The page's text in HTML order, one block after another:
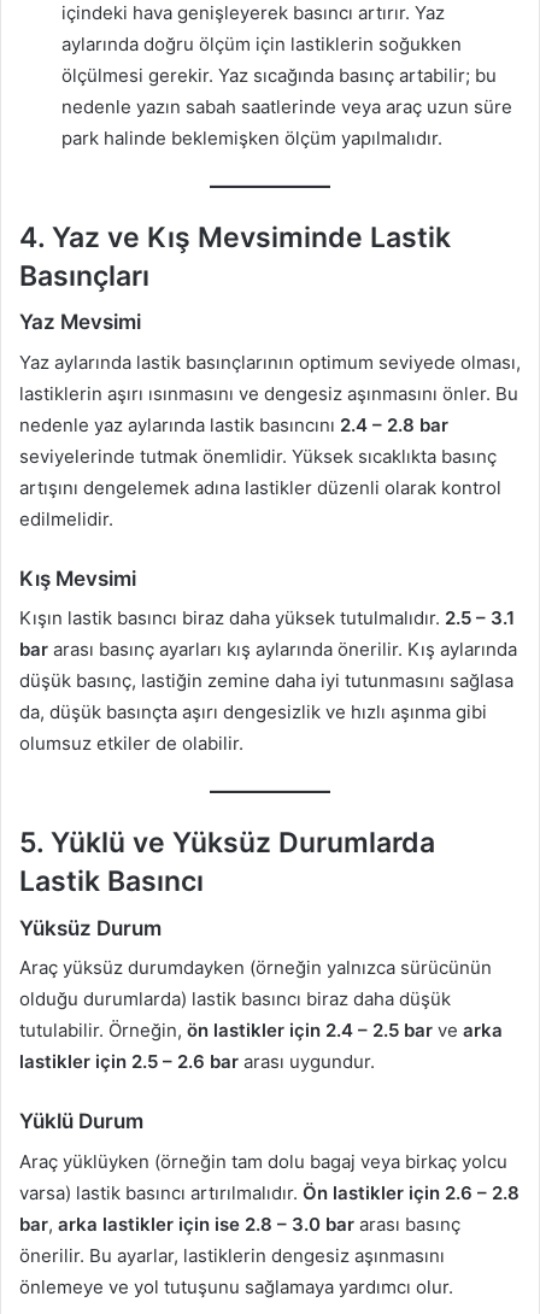
içindeki hava genişleyerek basıncı artırır. Yaz
aylarında doğru ölçüm için lastiklerin soğukken
ölçülmesi gerekir. Yaz sıcağında basınç artabilir; bu
nedenle yazın sabah saatlerinde veya araç uzun süre
park halinde beklemişken ölçüm yapılmalıdır.
4. Yaz ve Kış Mevsiminde Lastik
Basınçları
Yaz Mevsimi
Yaz aylarında lastik basınçlarının optimum seviyede olması,
lastiklerin aşırı ısınmasını ve dengesiz aşınmasını önler. Bu
nedenle yaz aylarında lastik basıncını 2.4 – 2.8 bar
seviyelerinde tutmak önemlidir. Yüksek sıcaklıkta basınç
artışını dengelemek adına lastikler düzenli olarak kontrol
edilmelidir.
Kış Mevsimi
Kışın lastik basıncı biraz daha yüksek tutulmalıdır. 2.5 – 3.1
bar arası basınç ayarları kış aylarında önerilir. Kış aylarında
düşük basınç, lastiğin zemine daha iyi tutunmasını sağlasa
da, düşük basınçta aşırı dengesizlik ve hızlı aşınma gibi
olumsuz etkiler de olabilir.
5. Yüklü ve Yüksüz Durumlarda
Lastik Basıncı
Yüksüz Durum
Araç yüksüz durumdayken (örneğin yalnızca sürücünün
olduğu durumlarda) lastik basıncı biraz daha düşük
tutulabilir. Örneğin, ön lastikler için 2.4 – 2.5 bar ve arka
lastikler için 2.5 – 2.6 bar arası uygundur.
Yüklü Durum
Araç yüklüyken (örneğin tam dolu bagaj veya birkaç yolcu
varsa) lastik basıncı artırılmalıdır. Ön lastikler için 2.6 – 2.8
bar, arka lastikler için ise 2.8 – 3.0 bar arası basınç
önerilir. Bu ayarlar, lastiklerin dengesiz aşınmasını
önlemeye ve yol tutuşunu sağlamaya yardımcı olur.